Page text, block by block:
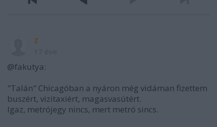
z
@fakutya:
"Talán" Chicagóban a nyáron még vidáman fizettem
buszért, vizitaxiért, magasvasútért.
Igaz, metrójegy nincs, mert metró sincs.